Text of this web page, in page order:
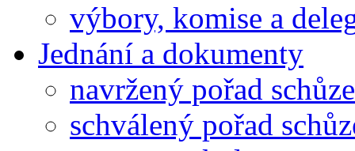
výbory, komise a
Jednání a dokumenty
navržený pořad schůze
schválený pořad